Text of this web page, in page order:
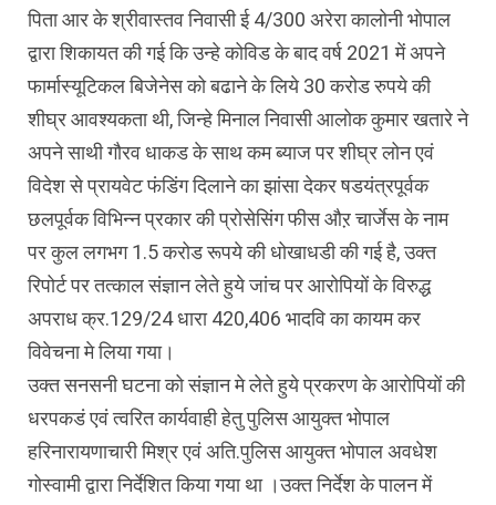
पिता आर के श्रीवास्तव निवासी ई 4/300 अरेरा कालोनी भोपाल
द्वारा शिकायत की गई कि उन्हे कोविड के बाद वर्ष 2021 में अपने
फार्मास्यूटिकल बिजेनेस को बढाने के लिये 30 करोड रुपये की
शीघ्र आवश्यकता थी, जिन्हे मिनाल निवासी आलोक कुमार खतारे ने
अपने साथी गौरव धाकड के साथ कम ब्याज पर शीघ्र लोन एवं
विदेश से प्रायवेट फंडिंग दिलाने का झांसा देकर षडयंत्रपूर्वक
छलपूर्वक विभिन्न प्रकार की प्रोसेसिंग फीस औऱ चार्जेस के नाम
पर कुल लगभग 1.5 करोड रूपये की धोखाधडी की गई है, उक्त
रिपोर्ट पर तत्काल संज्ञान लेते हुये जांच पर आरोपियों के विरुद्ध
अपराध क्र.129/24 धारा 420,406 भादवि का कायम कर
विवेचना मे लिया गया।
उक्त सनसनी घटना को संज्ञान मे लेते हुये प्रकरण के आरोपियों की
धरपकडं एवं त्वरित कार्यवाही हेतु पुलिस आयुक्त भोपाल
हरिनारायणाचारी मिश्र एवं अति.पुलिस आयुक्त भोपाल अवधेश
गोस्वामी द्वारा निर्देशित किया गया था ।उक्त निर्देश के पालन में